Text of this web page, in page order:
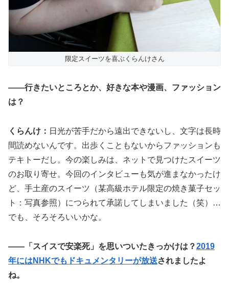
限定スイーツを喜ぶくらんけさん
――行きたいところとか、好きな本や漫画、ファッション
は？
くらんけ： 日光が苦手だから遠出できないし、文字は長時
間読めないんです。出歩くこともないからファッションも
テキトーだし。今の楽しみは、ネットで見つけたスイーツ
のお取り寄せ。今回のインタビューも気が進まなかったけ
ど、手土産のスイーツ（某高級ホテル限定の焼き菓子セッ
ト：写真参照）につられて承諾してしまいました（笑）…
でも、そろそろいいかな。
――「スイスで安楽死」を思いついたきっかけは？2019
年にはNHKでもドキュメンタリーが放送されましたよ
ね。